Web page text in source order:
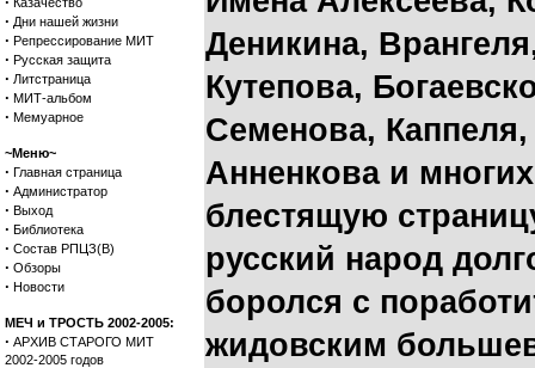
· Дни нашей жизни
· Репрессирование МИТ
· Русская защита
· Литстраница
· МИТ-альбом
· Мемуарное
~Меню~
· Главная страница
· Администратор
· Выход
· Библиотека
· Состав РПЦЗ(В)
· Обзоры
· Новости
МЕЧ и ТРОСТЬ 2002-2005:
· АРХИВ СТАРОГО МИТ
2002-2005 годов
Деникина,
Кутепова,
Семенова,
Анненкова и
блестящую
русский народ
боролся с
жидовским